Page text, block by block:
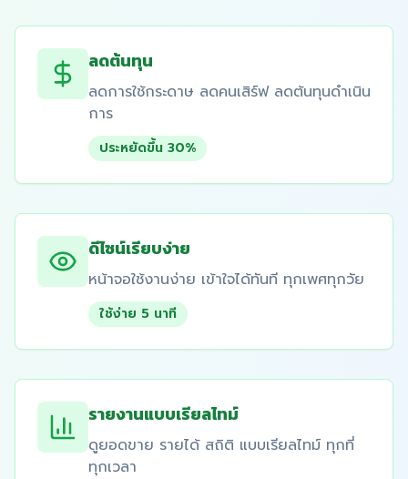
ลดต้นทุน
ลดการใช้กระดาษ ลดคนเสิร์ฟ ลดต้นทุนดำเนิน
การ
ประหยัดขึ้น 30%
ดีไซน์เรียบง่าย
หน้าจอใช้งานง่าย เข้าใจได้ทันที ทุกเพศทุกวัย
ใช้ง่าย 5 นาที
รายงานแบบเรียลไทม์
ดูยอดขาย รายได้ สถิติ แบบเรียลไทม์ ทุกที่
ทุกเวลา